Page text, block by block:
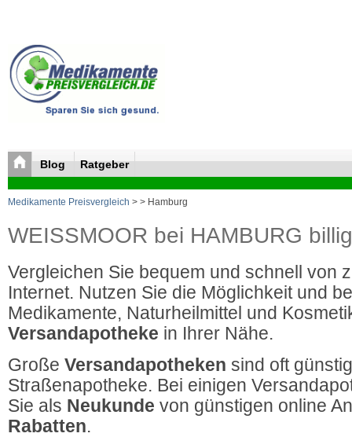
Blog Ratgeber
Medikamente Preisvergleich > > Hamburg
WEISSMOOR bei HAMBURG
Vergleichen Sie bequem und schnell von
Internet. Nutzen Sie die Möglichkeit und
Medikamente, Naturheilmittel und
Versandapotheke in Ihrer Nähe.
Große Versandapotheken sind oft
Straßenapotheke. Bei einigen
Sie als Neukunde von günstigen online
Rabatten.